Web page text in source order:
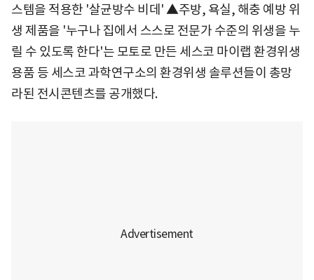
스템을 적용한 '살균방수 비데' ▲주방, 욕실, 해충 예방 위
생 제품을 '누구나 집에서 스스로 전문가 수준의 위생을 누
릴 수 있도록 한다'는 모토로 만든 세스코 마이랩 환경위생
용품 등 세스코 과학연구소의 환경위생 솔루션들이 총망
라된 전시콘텐츠를 공개했다.